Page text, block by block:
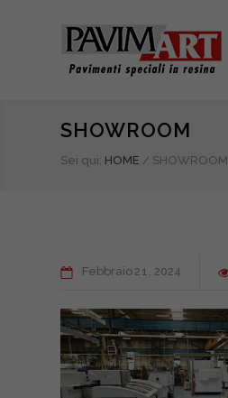
SHOWROOM
Sei qui: HOME / SHOWROOM
Febbraio 21 2024